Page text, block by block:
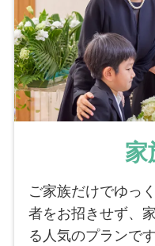
家
ご家族だけでゆっ
者をお招きせず、
る人気のプランです